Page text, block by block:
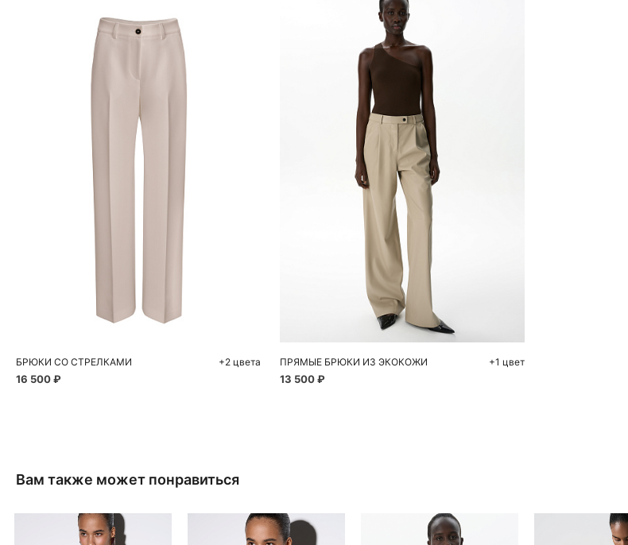
Добавить в корзину
БРЮКИ СО СТРЕЛКАМИ
16 500 ₽
+2 цвета
Добавить в корзину
44 46
ПРЯМЫЕ БРЮКИ ИЗ ЭКОКОЖИ
13 500 ₽
+1 цвет
Вам также может понравиться